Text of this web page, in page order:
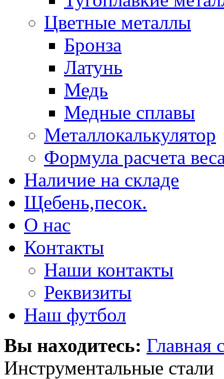
Цветные металлы
Бронза
Латунь
Медь
Медные сплавы
Металлокалькулятор
Формула расчета
Наличие на складе
Щебень,песок.
О нас
Контакты
Наши контакты
Реквизиты
Наш футбол
Вы находитесь: Главная
Инструментальные стали